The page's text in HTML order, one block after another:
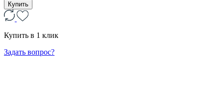
Купить
Купить в 1 клик
Задать вопрос?